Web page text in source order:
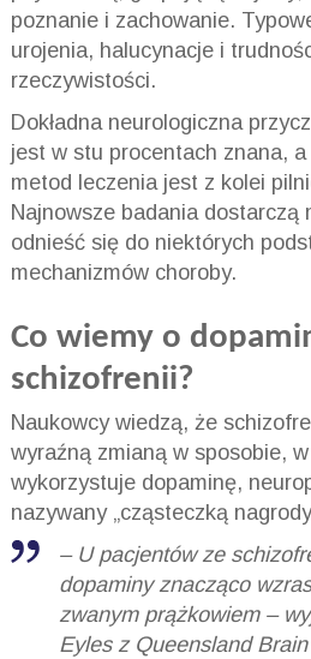
poznanie i zachowanie.
urojenia, halucynacje i
rzeczywistości.
Dokładna neurologiczna
jest w stu procentach znana,
metod leczenia jest z kolei
Najnowsze badania dostarczą
odnieść się do niektórych
mechanizmów choroby.
Co wiemy o
schizofrenii?
Naukowcy wiedzą, że
wyraźną zmianą w sposobie,
wykorzystuje dopaminę,
nazywany „cząsteczką
– U pacjentów ze
dopaminy znacząco
zwanym prążkowiem –
Eyles z Queensland